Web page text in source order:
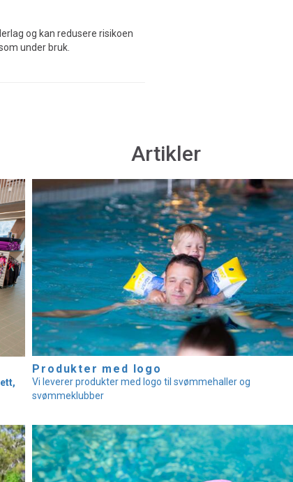
og kan redusere risikoen
under bruk.
Artikler
Produkter med logo
Vi leverer produkter med logo til svømmehaller og
svømmeklubber